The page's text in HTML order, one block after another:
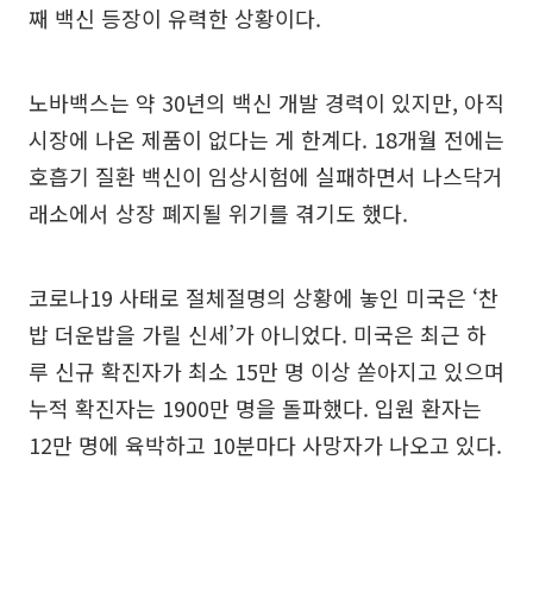
째 백신 등장이 유력한 상황이다.
노바백스는 약 30년의 백신 개발 경력이 있지만, 아직
시장에 나온 제품이 없다는 게 한계다. 18개월 전에는
호흡기 질환 백신이 임상시험에 실패하면서 나스닥거
래소에서 상장 폐지될 위기를 겪기도 했다.
코로나19 사태로 절체절명의 상황에 놓인 미국은 ‘찬
밥 더운밥을 가릴 신세’가 아니었다. 미국은 최근 하
루 신규 확진자가 최소 15만 명 이상 쏟아지고 있으며
누적 확진자는 1900만 명을 돌파했다. 입원 환자는
12만 명에 육박하고 10분마다 사망자가 나오고 있다.